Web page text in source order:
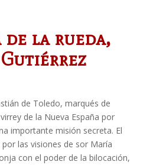
la rueda,
de Toledo, marqués de
de la Nueva España por
importante misión secreta. El
las visiones de sor María
con el poder de la bilocación,